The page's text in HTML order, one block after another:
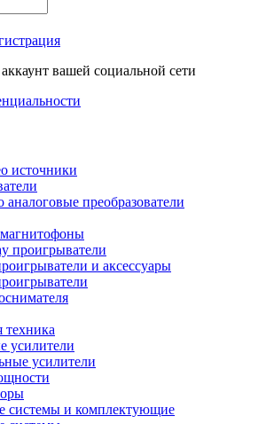
вашей социальной сети
источники
преобразователи
проигрыватели
и аксессуары
техника
усилители
усилители
системы и комплектующие